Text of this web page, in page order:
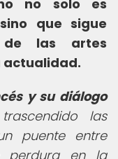
no solo es
que sigue
de las artes
actualidad.
y su diálogo
las
puente entre
perdura en la